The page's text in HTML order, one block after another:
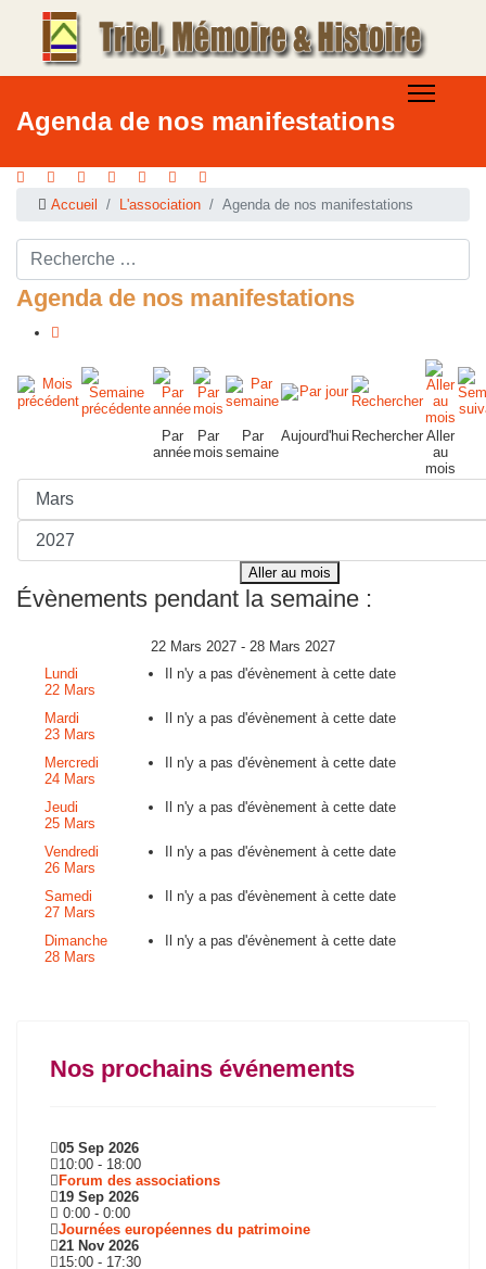
Agenda de nos manifestations
Accueil L'association Agenda de nos manifestations
Rechercher ...
Agenda de nos manifestations
Par
année
Par
mois
Par
semaine
Aujourd'hui Rechercher Aller
au
mois
Aller au mois
Évènements pendant la semaine :
22 Mars 2027 - 28 Mars 2027
Lundi
22 Mars
Il n'y a pas d'évènement à cette date
Mardi
23 Mars
Il n'y a pas d'évènement à cette date
Mercredi
24 Mars
Il n'y a pas d'évènement à cette date
Jeudi
25 Mars
Il n'y a pas d'évènement à cette date
Vendredi
26 Mars
Il n'y a pas d'évènement à cette date
Samedi
27 Mars
Il n'y a pas d'évènement à cette date
Dimanche
28 Mars
Il n'y a pas d'évènement à cette date
Nos prochains événements
05 Sep 2026
10:00 - 18:00
Forum des associations
19 Sep 2026
0:00 - 0:00
Journées européennes du patrimoine
21 Nov 2026
15:00 - 17:30